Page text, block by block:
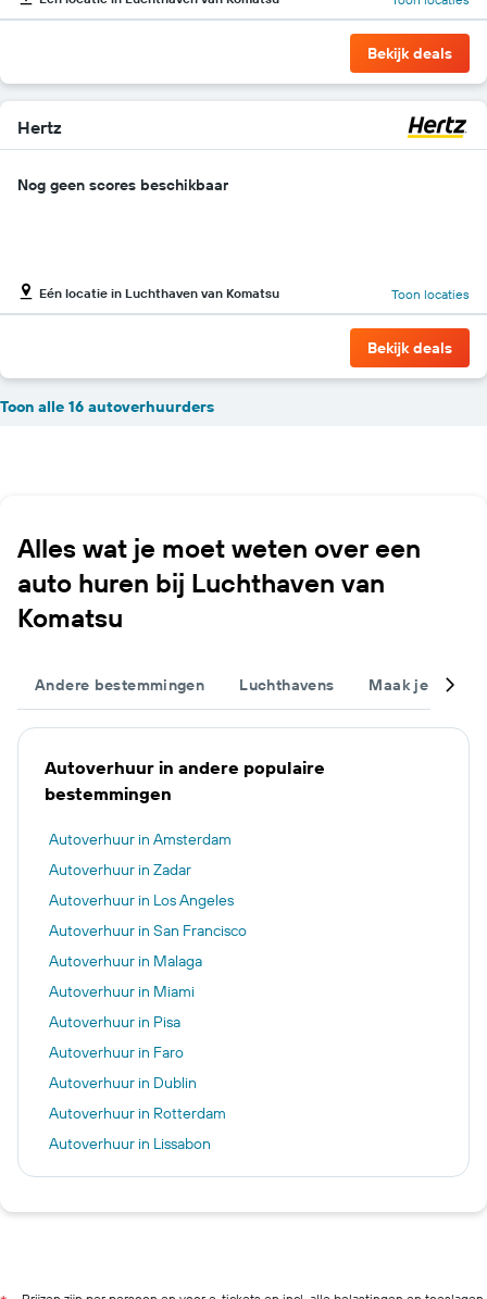
Bekijk deals
Hertz
Nog geen scores beschikbaar
Eén locatie in Luchthaven van Komatsu Toon locaties
Bekijk deals
Toon alle 16 autoverhuurders
Alles wat je moet weten over een
auto huren bij Luchthaven van
Komatsu
Andere bestemmingen Luchthavens Maak je trip
Autoverhuur in andere populaire
bestemmingen
Autoverhuur in Amsterdam
Autoverhuur in Zadar
Autoverhuur in Los Angeles
Autoverhuur in San Francisco
Autoverhuur in Malaga
Autoverhuur in Miami
Autoverhuur in Pisa
Autoverhuur in Faro
Autoverhuur in Dublin
Autoverhuur in Rotterdam
Autoverhuur in Lissabon
Autoverhuur in Rome